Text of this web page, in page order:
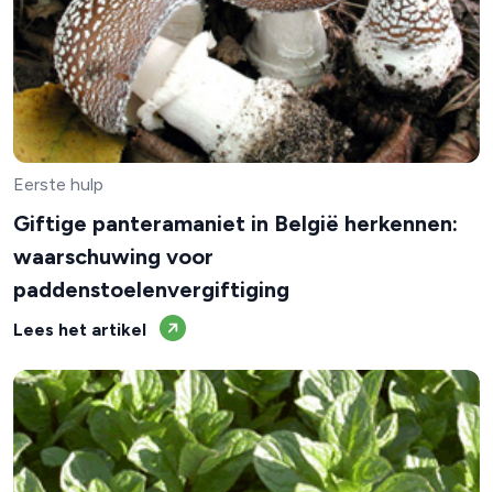
Eerste hulp
Giftige panteramaniet in België herkennen:
waarschuwing voor
paddenstoelenvergiftiging
Lees het artikel